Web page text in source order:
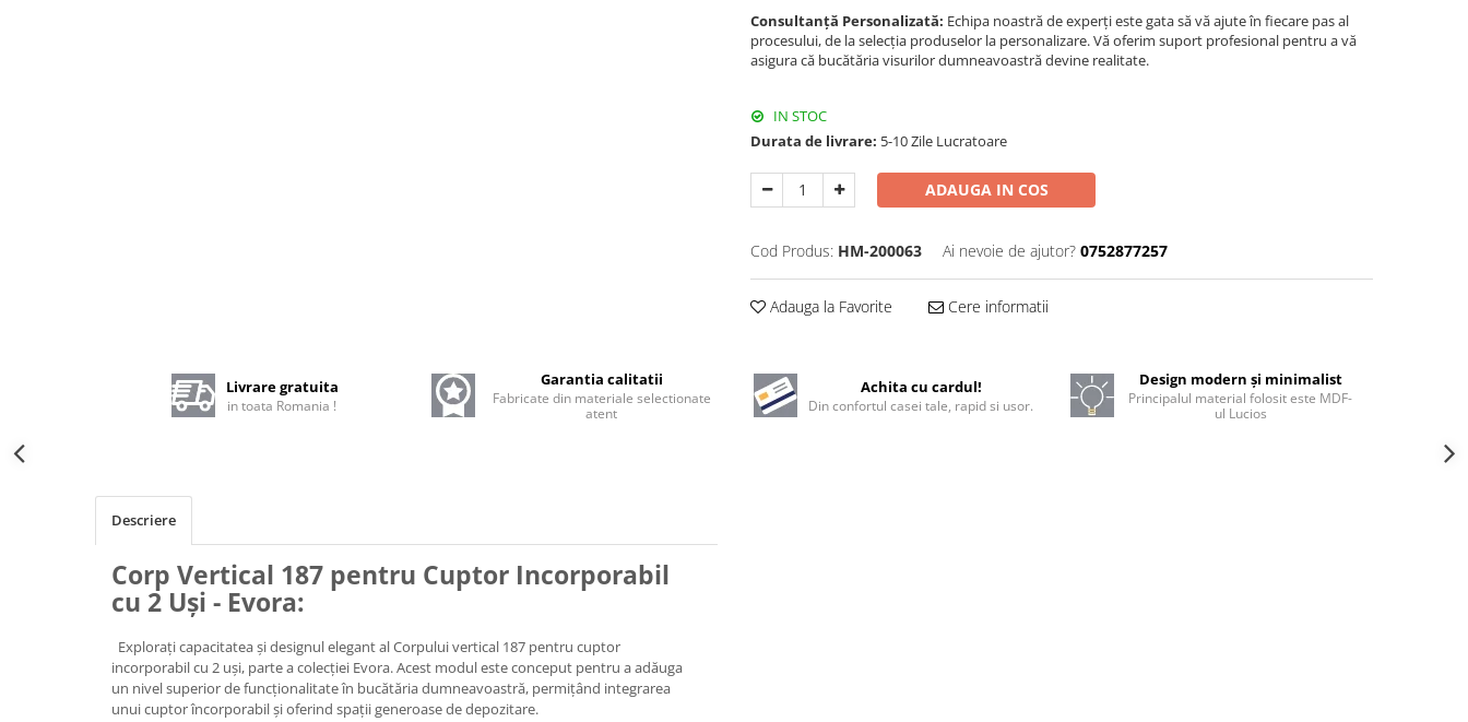
Consultanță Personalizată: Echipa noastră de experți este gata să vă ajute în fiecare pas al
procesului, de la selecția produselor la personalizare. Vă oferim suport profesional pentru a vă
asigura că bucătăria visurilor dumneavoastră devine realitate.
IN STOC
Durata de livrare: 5-10 Zile Lucratoare
ADAUGA IN COS
Cod Produs: HM-200063 Ai nevoie de ajutor? 0752877257
Adauga la Favorite Cere informatii
Livrare gratuita
in toata Romania !
Garantia calitatii
Fabricate din materiale selectionate
atent
Achita cu cardul!
Din confortul casei tale, rapid si usor.
Design modern și minimalist
Principalul material folosit este MDF-
ul Lucios
Descriere
Corp Vertical 187 pentru Cuptor Incorporabil
cu 2 Uși - Evora:
Explorați capacitatea și designul elegant al Corpului vertical 187 pentru cuptor
incorporabil cu 2 uși, parte a colecției Evora. Acest modul este conceput pentru a adăuga
un nivel superior de funcționalitate în bucătăria dumneavoastră, permițând integrarea
unui cuptor încorporabil și oferind spații generoase de depozitare.